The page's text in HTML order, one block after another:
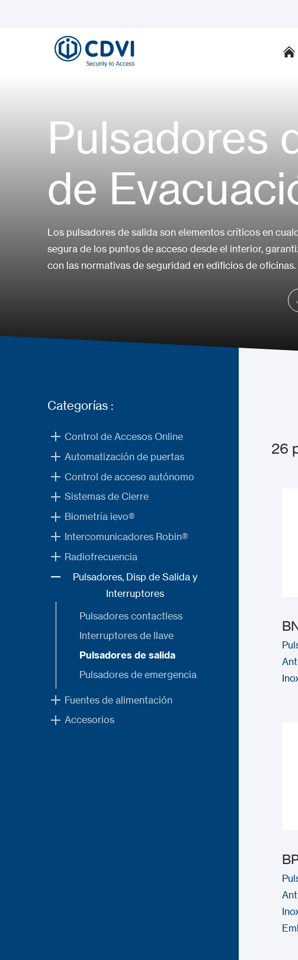
Pulsadores
de
Los pulsadores de salida son elementos críticos en
segura de los puntos de acceso desde el interior,
con las normativas de seguridad en edificios de oficinas.
Categorías :
Control de Accesos Online
Automatización de puertas
Control de acceso autónomo
Sistemas de Cierre
Biometría ievo®
Intercomunicadores Robin®
Radiofrecuencia
Pulsadores, Disp de Salida y
Interruptores
Pulsadores contactless
Interruptores de llave
Pulsadores de salida
Pulsadores de emergencia
Fuentes de alimentación
Accesorios
26